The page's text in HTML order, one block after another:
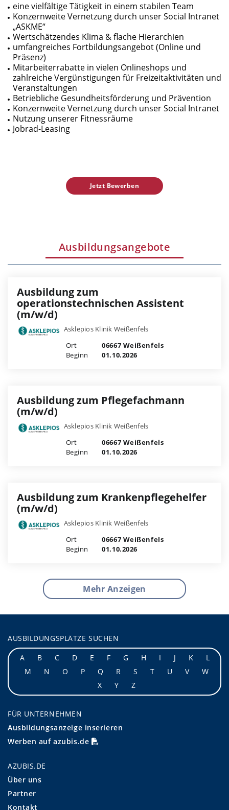
eine vielfältige Tätigkeit in einem stabilen Team
Konzernweite Vernetzung durch unser Social Intranet
„ASKME“
Wertschätzendes Klima & flache Hierarchien
umfangreiches Fortbildungsangebot (Online und
Präsenz)
Mitarbeiterrabatte in vielen Onlineshops und
zahlreiche Vergünstigungen für Freizeitaktivitäten und
Veranstaltungen
Betriebliche Gesundheitsförderung und Prävention
Konzernweite Vernetzung durch unser Social Intranet
Nutzung unserer Fitnessräume
Jobrad-Leasing
Jetzt Bewerben
Ausbildungsangebote
Ausbildung zum
operationstechnischen Assistent
(m/w/d)
Asklepios Klinik Weißenfels
Ort
06667 Weißenfels
Beginn
01.10.2026
Ausbildung zum Pflegefachmann
(m/w/d)
Asklepios Klinik Weißenfels
Ort
06667 Weißenfels
Beginn
01.10.2026
Ausbildung zum Krankenpflegehelfer
(m/w/d)
Asklepios Klinik Weißenfels
Ort
06667 Weißenfels
Beginn
01.10.2026
Mehr Anzeigen
AUSBILDUNGSPLÄTZE SUCHEN
A
B C D E F G H I J K
L
M
N O P Q R S T U V
W
X
Y Z
FÜR UNTERNEHMEN
Ausbildungsanzeige inserieren
Werben auf azubis.de
AZUBIS.DE
Über uns
Partner
Kontakt